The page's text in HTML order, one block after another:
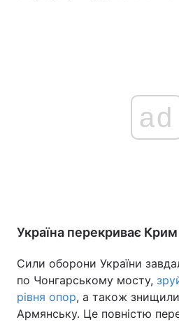
ad
Україна перекриває Крим
Сили оборони України
по Чонгарському мосту,
рівня опор, а також знищили
Армянську. Це повністю